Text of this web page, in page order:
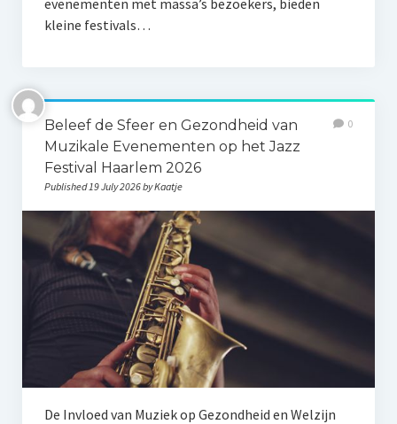
evenementen met massa’s bezoekers, bieden
kleine festivals…
Beleef de Sfeer en Gezondheid van
Muzikale Evenementen op het Jazz
Festival Haarlem 2026
Published 19 July 2026 by Kaatje
0
De Invloed van Muziek op Gezondheid en Welzijn